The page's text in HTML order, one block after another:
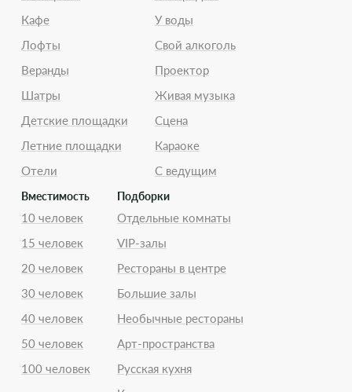
Кафе
Лофты
Веранды
Шатры
Детские площадки
Летние площадки
Отели
У воды
Свой алкоголь
Проектор
Живая музыка
Сцена
Караоке
С ведущим
Вместимость
10 человек
15 человек
20 человек
30 человек
40 человек
50 человек
100 человек
Подборки
Отдельные комнаты
VIP-залы
Рестораны в центре
Большие залы
Необычные рестораны
Арт-пространства
Русская кухня